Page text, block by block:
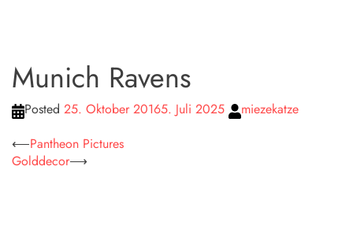
Munich Ravens
Posted 25. Oktober 20165. Juli 2025 miezekatze
Beitragsnavigation
⟵Pantheon Pictures
Golddecor⟶